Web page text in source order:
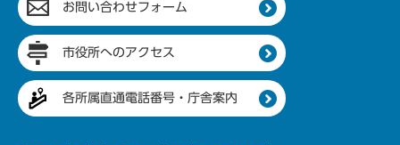
お問い合わせフォーム
市役所へのアクセス
各所属直通電話番号・庁舎案内